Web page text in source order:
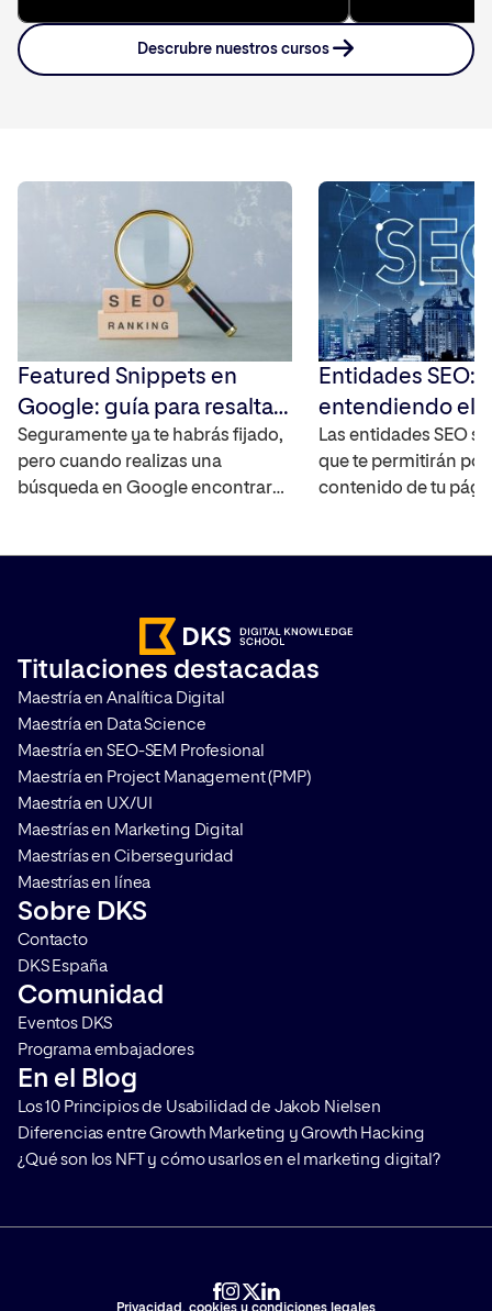
Descrubre nuestros cursos
Featured Snippets en
Google: guía para resaltar
tus resultados en las SERP
Seguramente ya te habrás fijado,
pero cuando realizas una
búsqueda en Google encontrarás
snippets. Te contamos qué son y
cómo puedes aprovecharlos para
mejorar el posicionamiento de
tus resultados. ¿Qué son los
Featured […]
Entidades SEO:
entendiendo el
semántico para
Google
Las entidades SEO
que te permitirán
contenido de tu
Titulaciones destacadas
Maestría en Analítica Digital
Maestría en Data Science
Maestría en SEO-SEM Profesional
Maestría en Project Management (PMP)
Maestría en UX/UI
Maestrías en Marketing Digital
Maestrías en Ciberseguridad
Maestrías en línea
Sobre DKS
Contacto
DKS España
Comunidad
Eventos DKS
Programa embajadores
En el Blog
Los 10 Principios de Usabilidad de Jakob Nielsen
Diferencias entre Growth Marketing y Growth Hacking
¿Qué son los NFT y cómo usarlos en el marketing digital?